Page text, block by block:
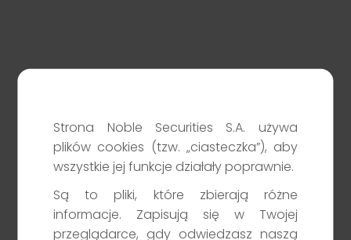
Klient korporacyjny
Pomagamy spółkom w pozyskaniu kapitału poprzez emisję
obligacji i akcji – na rynku publicznym i prywatnym. Kompleksowa
obsługa procesu.
Przejdź
Grupa kapitałowa
Skontaktuj się z nami +48
12 4223100
Masz pytania dotyczące inwestowania, rachunku
maklerskiego lub naszych usług? Wypełnij formularz
Strona Noble Securities S.A. używa
plików cookies (tzw. „ciasteczka”), aby
wszystkie jej funkcje działały poprawnie.
Są to pliki, które zbierają różne
informacje. Zapisują się w Twojej
przeglądarce, gdy odwiedzasz naszą